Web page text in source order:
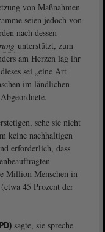
von Maßnahmen
seien jedoch von
nach dessen
unterstützt, zum
am Herzen lag ihr
sei „eine Art
im ländlichen
sehe sie nicht
keine nachhaltigen
erforderlich, dass
Million Menschen in
45 Prozent der
sagte, sie spreche